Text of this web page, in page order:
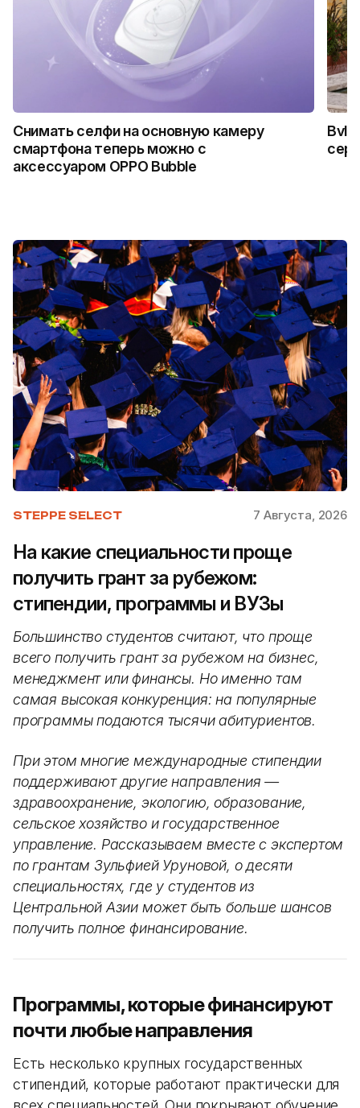
Снимать селфи на основную камеру
смартфона теперь можно с
аксессуаром OPPO Bubble
STEPPE SELECT 7 Августа, 2026
На какие специальности проще
получить грант за рубежом:
стипендии, программы и ВУЗы
Большинство студентов считают, что проще
всего получить грант за рубежом на бизнес,
менеджмент или финансы. Но именно там
самая высокая конкуренция: на популярные
программы подаются тысячи абитуриентов.
При этом многие международные стипендии
поддерживают другие направления —
здравоохранение, экологию, образование,
сельское хозяйство и государственное
управление. Рассказываем вместе с экспертом
по грантам Зульфией Уруновой, о десяти
специальностях, где у студентов из
Центральной Азии может быть больше шансов
получить полное финансирование.
Программы, которые финансируют
почти любые направления
Есть несколько крупных государственных
стипендий, которые работают практически для